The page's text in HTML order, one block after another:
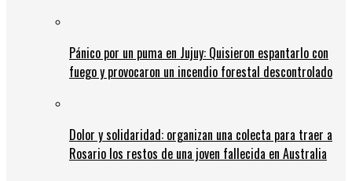
Pánico por un puma en Jujuy: Quisieron espantarlo con
fuego y provocaron un incendio forestal descontrolado
Dolor y solidaridad: organizan una colecta para traer a
Rosario los restos de una joven fallecida en Australia